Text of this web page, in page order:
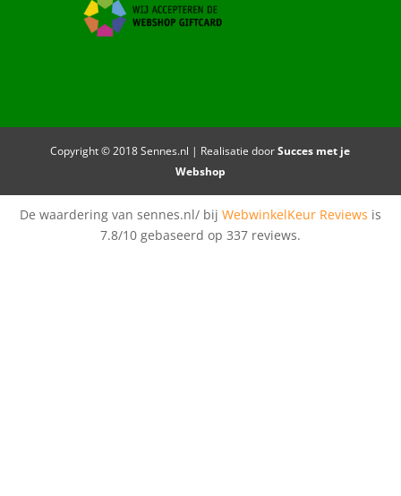
Copyright © 2018 Sennes.nl | Realisatie doorSucces met je
Webshop
De waardering van sennes.nl/ bij WebwinkelKeur Reviews is
7.8/10 gebaseerd op 337 reviews.